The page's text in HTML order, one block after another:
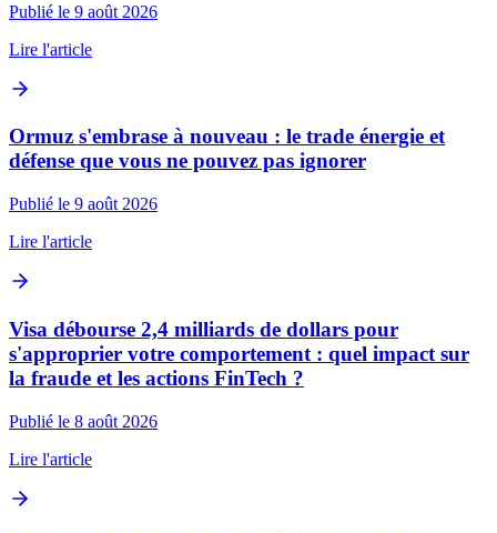
Publié le 9 août 2026
Lire l'article
Ormuz s'embrase à nouveau : le trade énergie et
défense que vous ne pouvez pas ignorer
Publié le 9 août 2026
Lire l'article
Visa débourse 2,4 milliards de dollars pour
s'approprier votre comportement : quel impact sur
la fraude et les actions FinTech ?
Publié le 8 août 2026
Lire l'article